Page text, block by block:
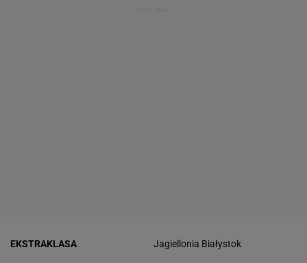
EKSTRAKLASA Jagiellonia Białystok